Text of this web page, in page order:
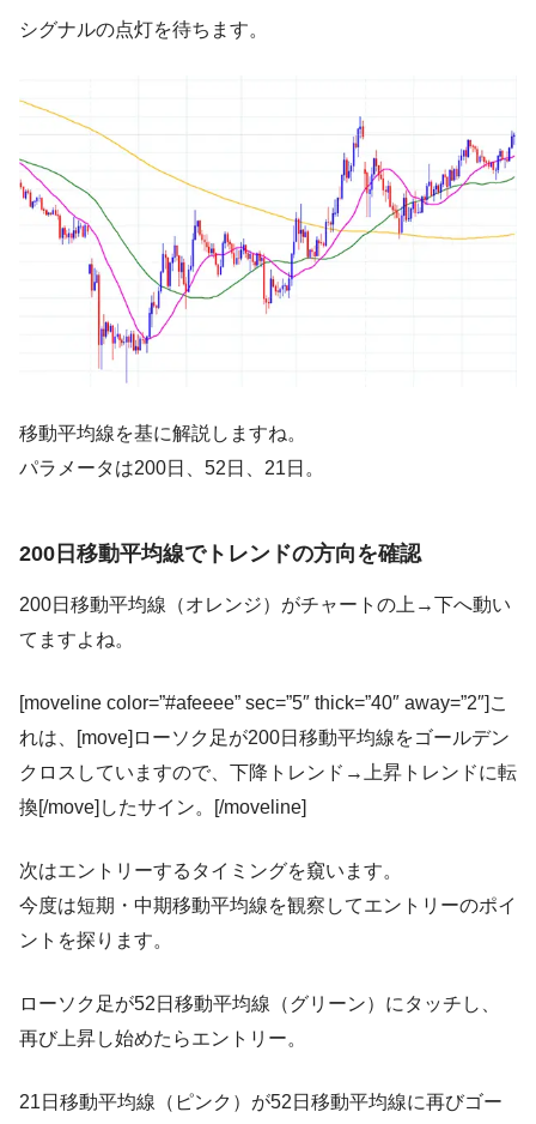
シグナルの点灯を待ちます。
移動平均線を基に解説しますね。
パラメータは200日、52日、21日。
200日移動平均線でトレンドの方向を確認
200日移動平均線（オレンジ）がチャートの上→下へ動い
てますよね。
[moveline color=”#afeeee” sec=”5″ thick=”40″ away=”2″]こ
れは、[move]ローソク足が200日移動平均線をゴールデン
クロスしていますので、下降トレンド→上昇トレンドに転
換[/move]したサイン。[/moveline]
次はエントリーするタイミングを窺います。
今度は短期・中期移動平均線を観察してエントリーのポイ
ントを探ります。
ローソク足が52日移動平均線（グリーン）にタッチし、
再び上昇し始めたらエントリー。
21日移動平均線（ピンク）が52日移動平均線に再びゴー